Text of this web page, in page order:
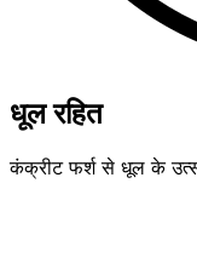
धूल रहित
कंक्रीट फर्श से धूल के